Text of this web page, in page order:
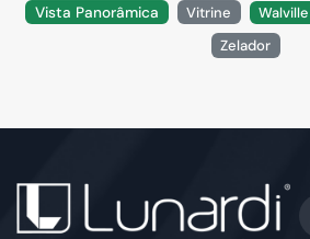
Vista Panorâmica Vitrine Walville
Zelador